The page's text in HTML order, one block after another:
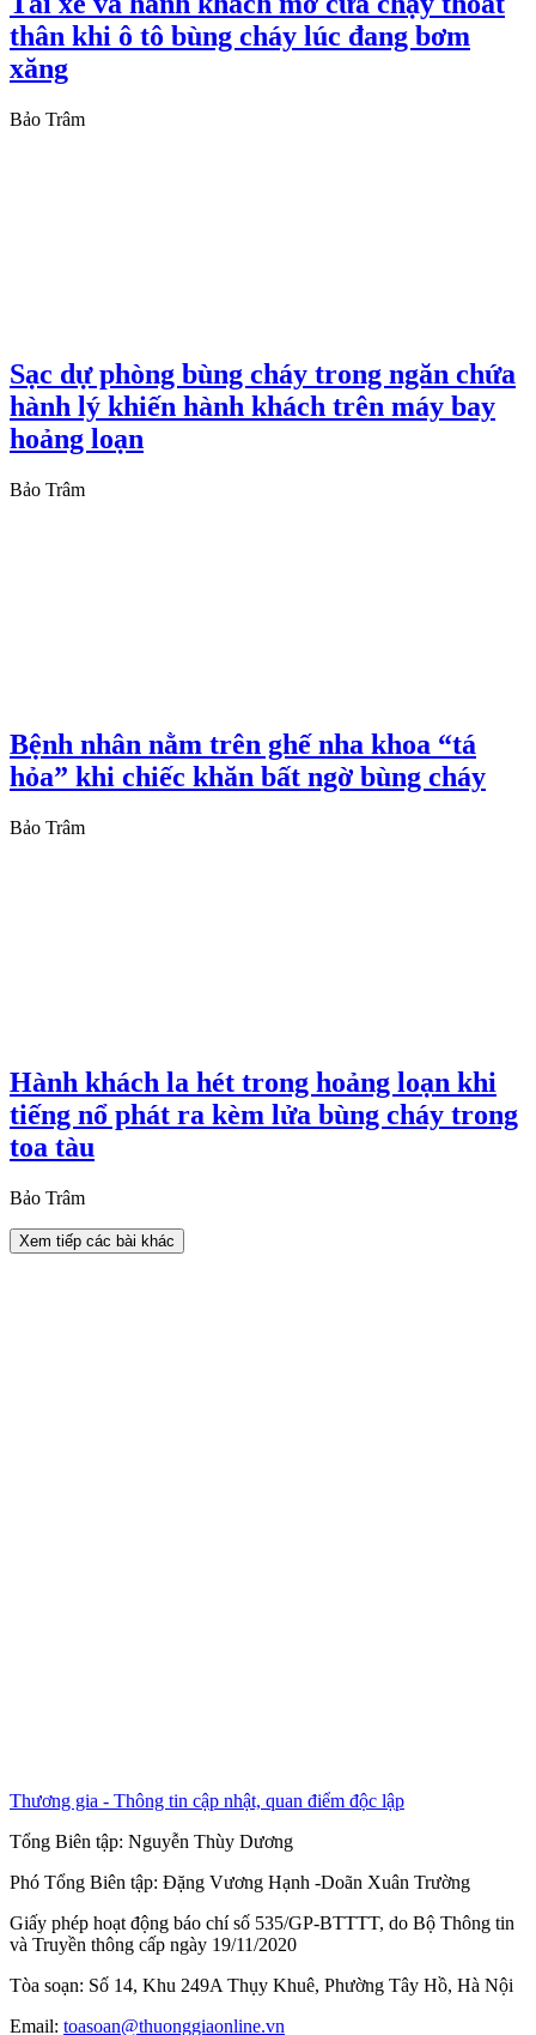
thân khi ô tô bùng cháy lúc đang bơm
xăng
Bảo Trâm
Sạc dự phòng bùng cháy trong ngăn chứa
hành lý khiến hành khách trên máy bay
hoảng loạn
Bảo Trâm
Bệnh nhân nằm trên ghế nha khoa “tá
hỏa” khi chiếc khăn bất ngờ bùng cháy
Bảo Trâm
Hành khách la hét trong hoảng loạn khi
tiếng nổ phát ra kèm lửa bùng cháy trong
toa tàu
Bảo Trâm
Xem tiếp các bài khác
Thương gia - Thông tin cập nhật, quan điểm độc lập
Tổng Biên tập: Nguyễn Thùy Dương
Phó Tổng Biên tập: Đặng Vương Hạnh -Doãn Xuân Trường
Giấy phép hoạt động báo chí số 535/GP-BTTTT, do Bộ Thông tin
và Truyền thông cấp ngày 19/11/2020
Tòa soạn: Số 14, Khu 249A Thụy Khuê, Phường Tây Hồ, Hà Nội
Email: toasoan@thuonggiaonline.vn